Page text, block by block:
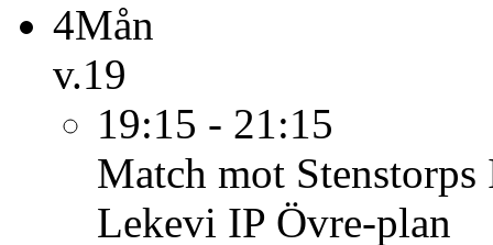
4Mån
v.19
19:15 - 21:15
Match mot
Lekevi IP Övre-plan